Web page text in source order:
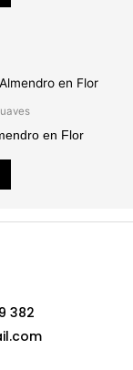
en Flor
382